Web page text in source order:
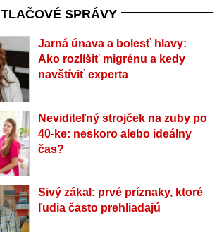
TLAČOVÉ SPRÁVY
Jarná únava a bolesť hlavy:
Ako rozlíšiť migrénu a kedy
navštíviť experta
Neviditeľný strojček na zuby po
40-ke: neskoro alebo ideálny
čas?
Sivý zákal: prvé príznaky, ktoré
ľudia často prehliadajú